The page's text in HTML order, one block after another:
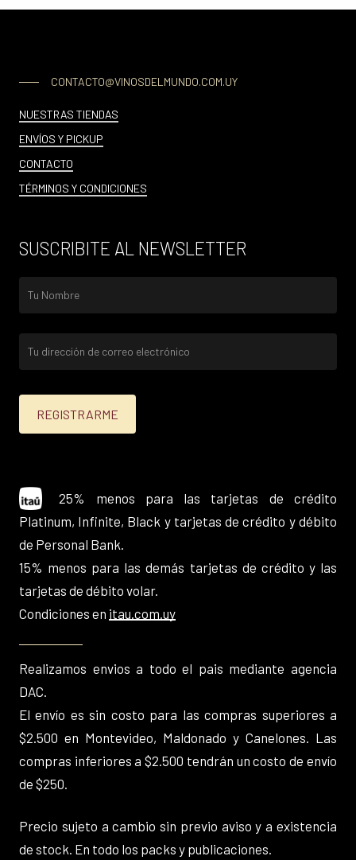
CONTACTO@VINOSDELMUNDO.COM.UY
NUESTRAS TIENDAS
ENVÍOS Y PICKUP
CONTACTO
TÉRMINOS Y CONDICIONES
SUSCRIBITE AL NEWSLETTER
25% menos para las tarjetas de crédito
Platinum, Infinite, Black y tarjetas de crédito y débito
de Personal Bank.
15% menos para las demás tarjetas de crédito y las
tarjetas de débito volar.
Condiciones en itau.com.uy
Realizamos envios a todo el pais mediante agencia
DAC.
El envío es sin costo para las compras superiores a
$2.500 en Montevideo, Maldonado y Canelones. Las
compras inferiores a $2.500 tendrán un costo de envío
de $250.
Precio sujeto a cambio sin previo aviso y a existencia
de stock. En todo los packs y publicaciones.